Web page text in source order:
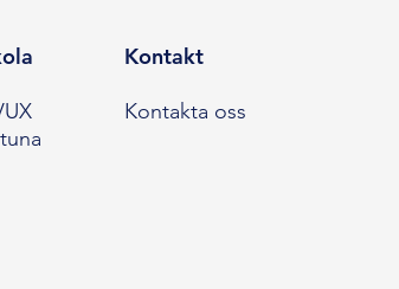
Kontakt
Kontakta oss